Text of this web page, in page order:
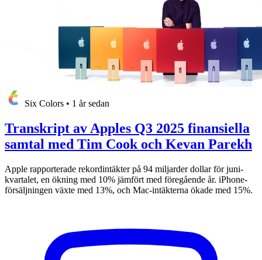
Six Colors • 1 år sedan
Transkript av Apples Q3 2025 finansiella
samtal med Tim Cook och Kevan Parekh
Apple rapporterade rekordintäkter på 94 miljarder dollar för juni-
kvartalet, en ökning med 10% jämfört med föregående år. iPhone-
försäljningen växte med 13%, och Mac-intäkterna ökade med 15%.